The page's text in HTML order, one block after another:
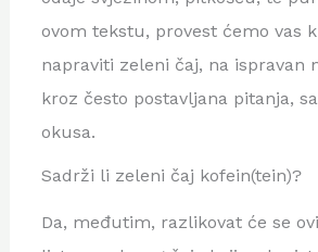
ovom tekstu, provest ćemo vas
napraviti zeleni čaj, na ispravan
kroz često postavljana pitanja,
okusa.
Sadrži li zeleni čaj kofein(tein)?
Da, međutim, razlikovat će se